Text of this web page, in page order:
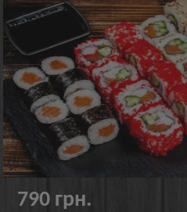
790 грн.